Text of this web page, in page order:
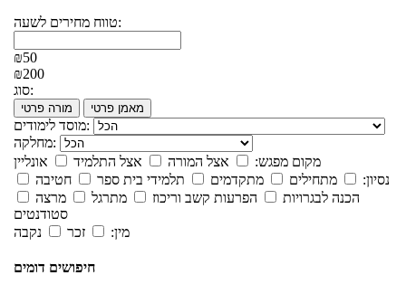
טווח מחירים לשעה:
₪50
₪200
סוג:
מורה פרטי מאמן פרטי
מוסד לימודים:
מחלקה:
מקום מפגש:
אצל המורה אצל התלמיד
אונליין
נסיון:
מתחילים מתקדמים תלמידי בית ספר
חטיבה
הכנה לבגרויות
הפרעות קשב וריכוז מתרגל
מרצה
סטודנטים
מין:
זכר נקבה
חיפושים דומים